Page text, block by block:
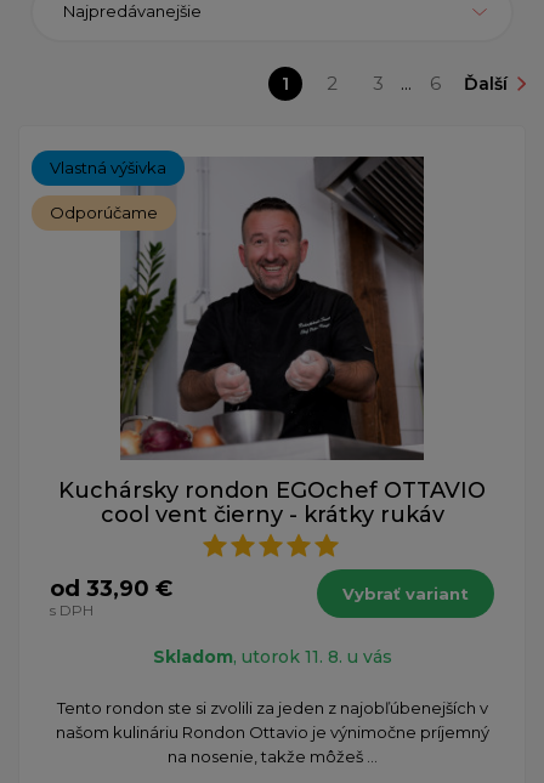
Najpredávanejšie
1 2 3 ... 6 Ďalší
Vlastná výšivka
Odporúčame
Kuchársky rondon EGOchef OTTAVIO
cool vent čierny - krátky rukáv
od 33,90 €
s DPH
Vybrať variant
Skladom, utorok 11. 8. u vás
Tento rondon ste si zvolili za jeden z najobľúbenejších v
našom kulináriu Rondon Ottavio je výnimočne príjemný
na nosenie, takže môžeš ...